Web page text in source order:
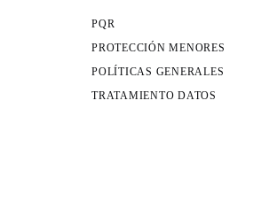
PQR
PROTECCIÓN MENORES
POLÍTICAS GENERALES
TRATAMIENTO DATOS